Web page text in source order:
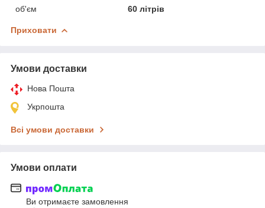
об'єм
60 літрів
Приховати
Умови доставки
Нова Пошта
Укрпошта
Всі умови доставки
Умови оплати
Ви отримаєте замовлення